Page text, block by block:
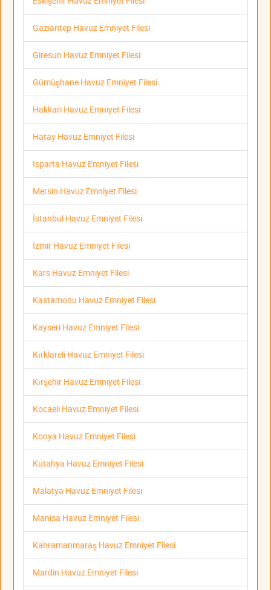
Gaziantep Havuz Emniyet Filesi
Giresun Havuz Emniyet Filesi
Gümüşhane Havuz Emniyet Filesi
Hakkari Havuz Emniyet Filesi
Hatay Havuz Emniyet Filesi
Isparta Havuz Emniyet Filesi
Mersin Havuz Emniyet Filesi
İstanbul Havuz Emniyet Filesi
İzmir Havuz Emniyet Filesi
Kars Havuz Emniyet Filesi
Kastamonu Havuz Emniyet Filesi
Kayseri Havuz Emniyet Filesi
Kırklareli Havuz Emniyet Filesi
Kırşehir Havuz Emniyet Filesi
Kocaeli Havuz Emniyet Filesi
Konya Havuz Emniyet Filesi
Kütahya Havuz Emniyet Filesi
Malatya Havuz Emniyet Filesi
Manisa Havuz Emniyet Filesi
Kahramanmaraş Havuz Emniyet Filesi
Mardin Havuz Emniyet Filesi